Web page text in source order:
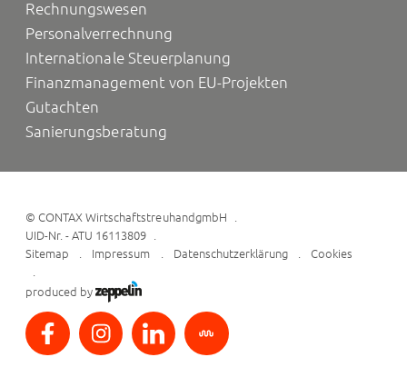
Rechnungswesen
Personalverrechnung
Internationale Steuerplanung
Finanzmanagement von EU-Projekten
Gutachten
Sanierungsberatung
©CONTAX WirtschaftstreuhandgmbH
UID-Nr. - ATU 16113809
Sitemap
Impressum Datenschutzerklärung Cookies
produced by